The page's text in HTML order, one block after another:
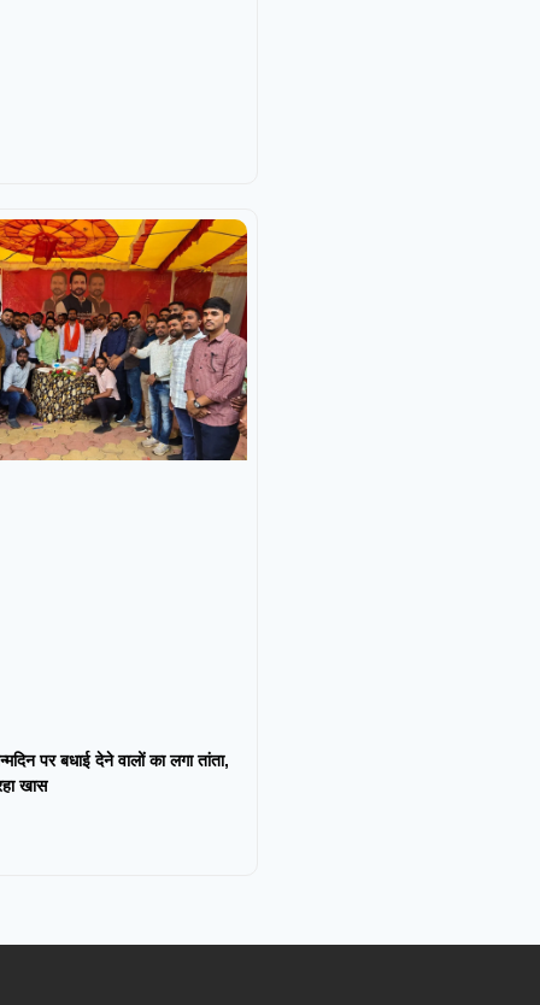
पर बधाई देने वालों का लगा तांता,
खास